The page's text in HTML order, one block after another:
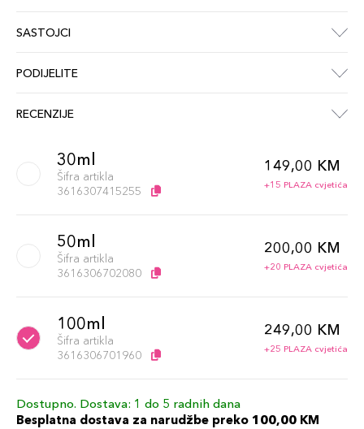
SASTOJCI
PODIJELITE
RECENZIJE
30ml
Šifra artikla
3616307415255
149,00 KM
+15 PLAZA cvjetića
50ml
Šifra artikla
3616306702080
200,00 KM
+20 PLAZA cvjetića
100ml
Šifra artikla
3616306701960
249,00 KM
+25 PLAZA cvjetića
Dostupno. Dostava: 1 do 5 radnih dana
Besplatna dostava za narudžbe preko 100,00 KM